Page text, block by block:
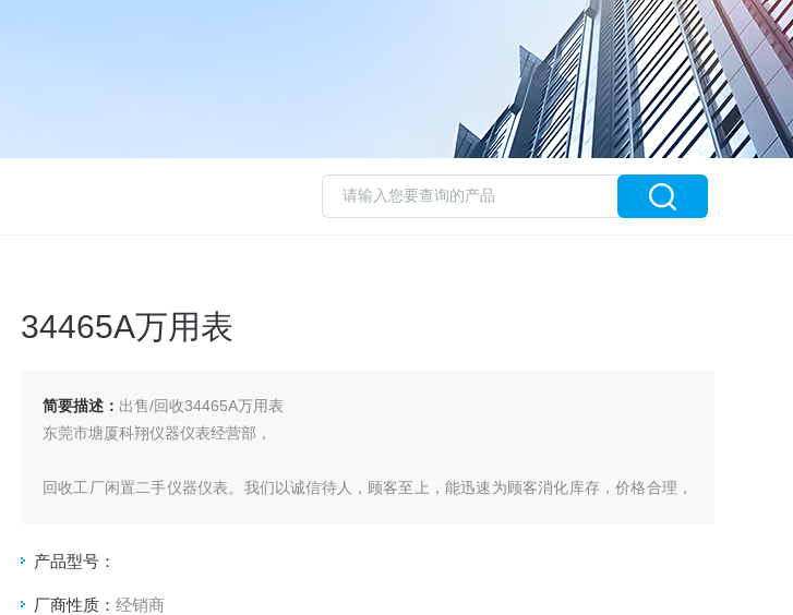
34465A万用表
简要描述： 出售/回收34465A万用表
东莞市塘厦科翔仪器仪表经营部，
回收工厂闲置二手仪器仪表。我们以诚信待人，顾客至上，能迅速为顾客消化库存，价格合理，
你及时回笼资金。经营范围覆盖全国各个地区，我们交易灵活便捷，现款支付，帮你解决手头上
的闲置仪
产品型号：
厂商性质： 经销商